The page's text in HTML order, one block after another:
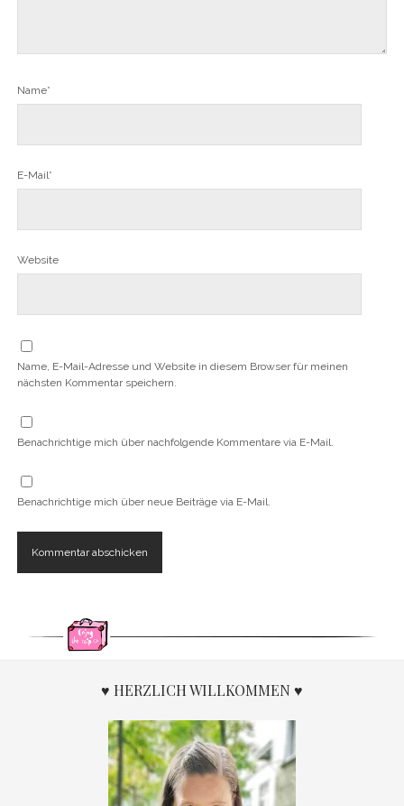
Name*
E-Mail*
Website
Name, E-Mail-Adresse und Website in diesem Browser für meinen
nächsten Kommentar speichern.
Benachrichtige mich über nachfolgende Kommentare via E-Mail.
Benachrichtige mich über neue Beiträge via E-Mail.
♥ HERZLICH WILLKOMMEN ♥